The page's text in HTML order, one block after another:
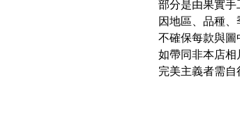
部分是由果實手
因地區、品種、
不確保每款與圖
如帶同非本店相
完美主義者需自